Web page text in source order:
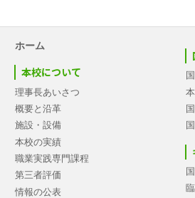
ホーム
本校について
理事長あいさつ
概要と沿革
施設・設備
本校の実績
職業実践専門課程
第三者評価
情報の公表